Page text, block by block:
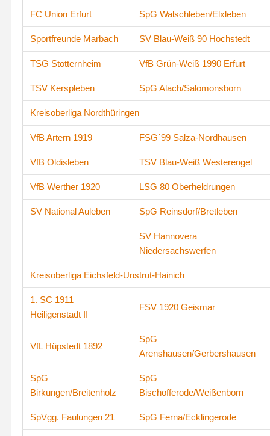
FC Union Erfurt SpG Walschleben/Elxleben
Sportfreunde Marbach SV Blau-Weiß 90 Hochstedt
TSG Stotternheim VfB Grün-Weiß 1990 Erfurt
TSV Kerspleben SpG Alach/Salomonsborn
Kreisoberliga Nordthüringen
VfB Artern 1919 FSG´99 Salza-Nordhausen
VfB Oldisleben TSV Blau-Weiß Westerengel
VfB Werther 1920 LSG 80 Oberheldrungen
SV National Auleben SpG Reinsdorf/Bretleben
SV Hannovera
Niedersachswerfen
Kreisoberliga Eichsfeld-Unstrut-Hainich
1. SC 1911
Heiligenstadt II
FSV 1920 Geismar
VfL Hüpstedt 1892
SpG
Arenshausen/Gerbershausen
SpG
Birkungen/Breitenholz
SpG
Bischofferode/Weißenborn
SpVgg. Faulungen 21 SpG Ferna/Ecklingerode